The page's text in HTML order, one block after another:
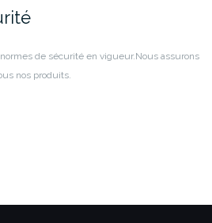
de sécurité en vigueur.Nous assurons
nos produits.